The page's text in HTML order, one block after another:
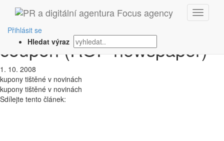
Přihlásit se
Hledat výraz
‹ Zpět
run-of-press newspaper
coupon (ROP newspaper)
1. 10. 2008
kupony tištěné v novinách
kupony tištěné v novinách
Sdílejte tento článek: